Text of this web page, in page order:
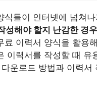
식들이 인터넷에 넘쳐
성해야 할지 난감한 경
료 이력서 양식을 활용
이력서를 작성할 때 유
운로드 방법과 이력서